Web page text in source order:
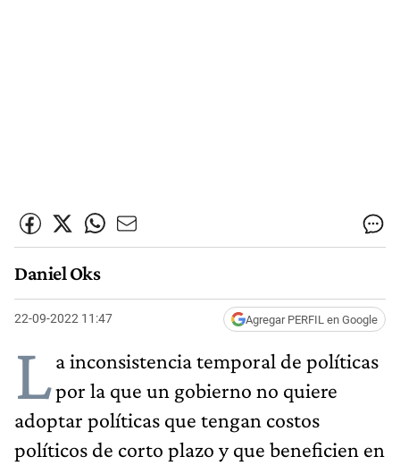
Daniel Oks
22-09-2022 11:47 Agregar PERFIL en Google
La inconsistencia temporal de políticas
por la que un gobierno no quiere
adoptar políticas que tengan costos
políticos de corto plazo y que beneficien en